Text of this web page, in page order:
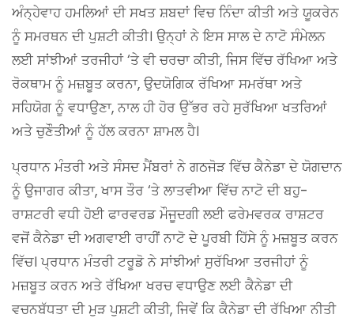
ਅੰਨ੍ਹੇਵਾਹ ਹਮਲਿਆਂ ਦੀ ਸਖਤ ਸ਼ਬਦਾਂ ਵਿਚ ਨਿੰਦਾ ਕੀਤੀ ਅਤੇ ਯੂਕਰੇਨ
ਨੂੰ ਸਮਰਥਨ ਦੀ ਪੁਸ਼ਟੀ ਕੀਤੀ। ਉਨ੍ਹਾਂ ਨੇ ਇਸ ਸਾਲ ਦੇ ਨਾਟੋ ਸੰਮੇਲਨ
ਲਈ ਸਾਂਝੀਆਂ ਤਰਜੀਹਾਂ ‘ਤੇ ਵੀ ਚਰਚਾ ਕੀਤੀ, ਜਿਸ ਵਿੱਚ ਰੱਖਿਆ ਅਤੇ
ਰੋਕਥਾਮ ਨੂੰ ਮਜ਼ਬੂਤ ​​ਕਰਨਾ, ਉਦਯੋਗਿਕ ਰੱਖਿਆ ਸਮਰੱਥਾ ਅਤੇ
ਸਹਿਯੋਗ ਨੂੰ ਵਧਾਉਣਾ, ਨਾਲ ਹੀ ਹੋਰ ਉੱਭਰ ਰਹੇ ਸੁਰੱਖਿਆ ਖਤਰਿਆਂ
ਅਤੇ ਚੁਣੌਤੀਆਂ ਨੂੰ ਹੱਲ ਕਰਨਾ ਸ਼ਾਮਲ ਹੈ।
ਪ੍ਰਧਾਨ ਮੰਤਰੀ ਅਤੇ ਸੰਸਦ ਮੈਂਬਰਾਂ ਨੇ ਗਠਜੋੜ ਵਿੱਚ ਕੈਨੇਡਾ ਦੇ ਯੋਗਦਾਨ
ਨੂੰ ਉਜਾਗਰ ਕੀਤਾ, ਖਾਸ ਤੌਰ ‘ਤੇ ਲਾਤਵੀਆ ਵਿੱਚ ਨਾਟੋ ਦੀ ਬਹੁ-
ਰਾਸ਼ਟਰੀ ਵਧੀ ਹੋਈ ਫਾਰਵਰਡ ਮੌਜੂਦਗੀ ਲਈ ਫਰੇਮਵਰਕ ਰਾਸ਼ਟਰ
ਵਜੋਂ ਕੈਨੇਡਾ ਦੀ ਅਗਵਾਈ ਰਾਹੀਂ ਨਾਟੋ ਦੇ ਪੂਰਬੀ ਹਿੱਸੇ ਨੂੰ ਮਜ਼ਬੂਤ ​​ਕਰਨ
ਵਿੱਚ। ਪ੍ਰਧਾਨ ਮੰਤਰੀ ਟਰੂਡੋ ਨੇ ਸਾਂਝੀਆਂ ਸੁਰੱਖਿਆ ਤਰਜੀਹਾਂ ਨੂੰ
ਮਜ਼ਬੂਤ ​​ਕਰਨ ਅਤੇ ਰੱਖਿਆ ਖਰਚ ਵਧਾਉਣ ਲਈ ਕੈਨੇਡਾ ਦੀ
ਵਚਨਬੱਧਤਾ ਦੀ ਮੁੜ ਪੁਸ਼ਟੀ ਕੀਤੀ, ਜਿਵੇਂ ਕਿ ਕੈਨੇਡਾ ਦੀ ਰੱਖਿਆ ਨੀਤੀ